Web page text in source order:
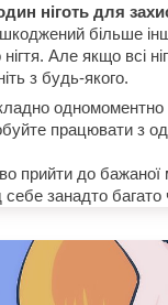
ніготь для
більше
Але якщо всі
з будь-якого.
одномоментно
працювати з
прийти до бажаної
себе занадто багато